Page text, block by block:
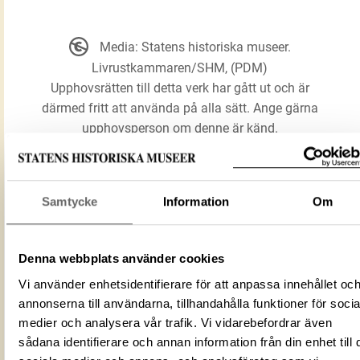
Samtycke Information Om
Denna webbplats använder cookies
Vi använder enhetsidentifierare för att anpassa innehållet och
annonserna till användarna, tillhandahålla funktioner för
medier och analysera vår trafik. Vi vidarebefordrar även
sådana identifierare och annan information från din enhet till
Förmålsbenämning
sits
ID‑nummer
30B6D34D-E936-4348-9737-
Alternativt ID
B 13873
Fotograf
Statens historiska museer
Media: Statens historiska museer.
Livrustkammaren/SHM, (PDM)
Upphovsrätten till detta verk har gått ut och är
därmed fritt att använda på alla sätt. Ange gärna
upphovsperson om denne är känd.
LADDA NER MEDIA